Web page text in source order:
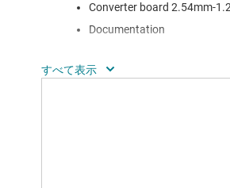
Converter board 2.54mm-
Documentation
CC-Debugger can be used to
Instruments: